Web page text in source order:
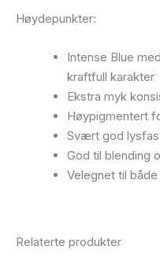
Høydepunkter:
Intense Blue
kraftfull karakter
Ekstra myk
Høypigmentert
Svært god
God til blending
Velegnet til
Relaterte produkter